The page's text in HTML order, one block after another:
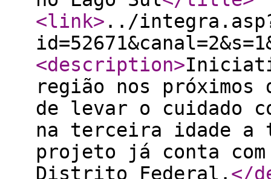
<link> ../
<description>
região nos
de levar o cuidado
na terceira idade
projeto já conta
Distrito Federal. </